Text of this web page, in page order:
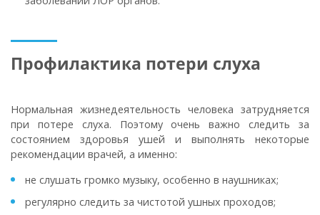
Профилактика потери слуха
Нормальная жизнедеятельность человека затрудняется
при потере слуха. Поэтому очень важно следить за
состоянием здоровья ушей и выполнять некоторые
рекомендации врачей, а именно:
не слушать громко музыку, особенно в наушниках;
регулярно следить за чистотой ушных проходов;